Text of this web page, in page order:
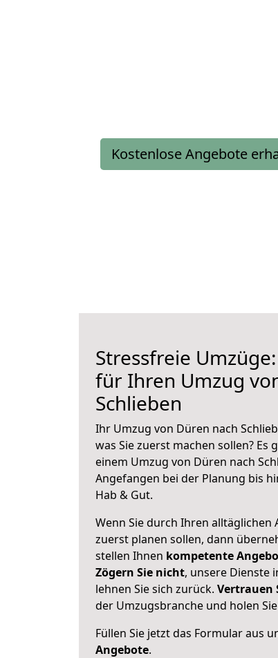
Kostenlose Angebote
Stressfreie
für Ihren Umzug
Schlieben
Ihr Umzug von Düren nach
was Sie zuerst machen sollen?
einem Umzug von Düren nach
Angefangen bei der Planung bis
Hab & Gut.
Wenn Sie durch Ihren alltäglichen
zuerst planen sollen, dann
stellen Ihnen kompetente
Zögern Sie nicht, unsere Dienste
lehnen Sie sich zurück. Vertrauen
der Umzugsbranche und holen
Füllen Sie jetzt das Formular aus
Angebote.